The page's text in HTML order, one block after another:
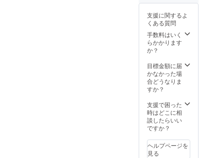
ーーーーーーー
ーーーーーーー
ーーーーーーー
ーー
支援に関するよ
くある質問
手数料はいく
らかかります
か？
目標金額に届
かなかった場
合どうなりま
すか？
支援で困った
時はどこに相
談したらいい
ですか？
ヘルプページを
見る